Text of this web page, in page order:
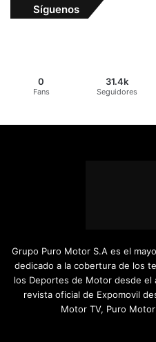
Síguenos
0
Fans
31.4k
Seguidores
Grupo Puro Motor S.A es el
dedicado a la cobertura de los
los Deportes de Motor desde el
revista oficial de Expomovil
Motor TV, Puro